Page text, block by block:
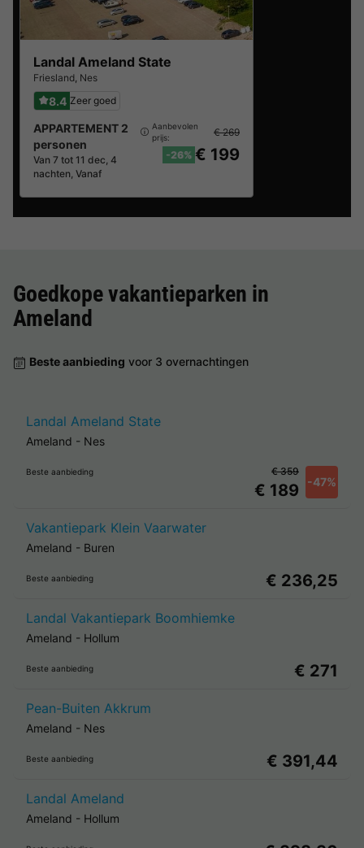
Landal Ameland State
Friesland, Nes
8.4 Zeer goed
APPARTEMENT 2
personen
Van 7 tot 11 dec, 4
nachten, Vanaf
Aanbevolen
prijs:
€ 269
-26% € 199
Goedkope vakantieparken in
Ameland
Beste aanbieding voor 3 overnachtingen
Landal Ameland State
Ameland - Nes
Beste aanbieding
€ 189 -47%
€ 359
Vakantiepark Klein Vaarwater
Ameland - Buren
Beste aanbieding € 236,25
Landal Vakantiepark Boomhiemke
Ameland - Hollum
Beste aanbieding € 271
Pean-Buiten Akkrum
Ameland - Nes
Beste aanbieding € 391,44
Landal Ameland
Ameland - Hollum